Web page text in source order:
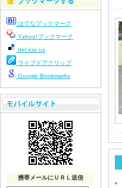
はてなブックマーク
Yahoo!ブックマーク
del.icio.us
ライブドアクリップ
Google Bookmarks
携帯メールにＵＲＬ送信